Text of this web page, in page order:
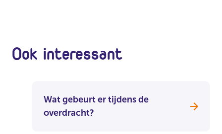
Ook interessant
Wat gebeurt er tijdens de
overdracht?